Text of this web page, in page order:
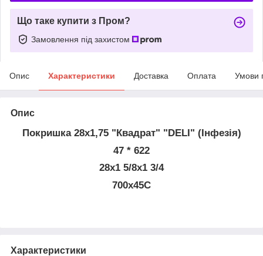
Що таке купити з Пром?
Замовлення під захистом
Опис Характеристики Доставка Оплата Умови
Опис
Покришка 28х1,75 "Квадрат" "DELI" (Інфезія)
47 * 622
28х1 5/8х1 3/4
700х45С
Характеристики